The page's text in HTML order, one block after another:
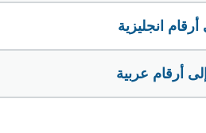
أرقام انجليزية
أرقام عربية